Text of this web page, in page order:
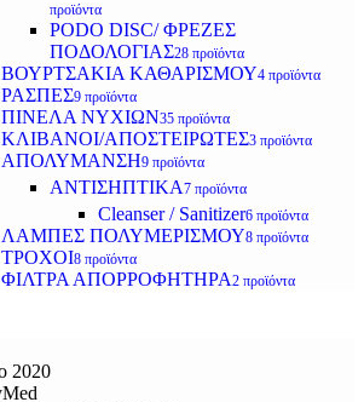
προϊόντα
PODO DISC/ ΦΡΕΖΕΣ
ΠΟΔΟΛΟΓΙΑΣ28 προϊόντα
ΒΟΥΡΤΣΑΚΙΑ ΚΑΘΑΡΙΣΜΟΥ4 προϊόντα
ΡΑΣΠΕΣ9 προϊόντα
ΠΙΝΕΛΑ ΝΥΧΙΩΝ35 προϊόντα
ΚΛΙΒΑΝΟΙ/ΑΠΟΣΤΕΙΡΩΤΕΣ3 προϊόντα
ΑΠΟΛΥΜΑΝΣΗ9 προϊόντα
ΑΝΤΙΣΗΠΤΙΚΑ7 προϊόντα
Cleanser / Sanitizer6 προϊόντα
ΛΑΜΠΕΣ ΠΟΛΥΜΕΡΙΣΜΟΥ8 προϊόντα
ΤΡΟΧΟΙ8 προϊόντα
ΦΙΛΤΡΑ ΑΠΟΡΡΟΦΗΤΗΡΑ2 προϊόντα